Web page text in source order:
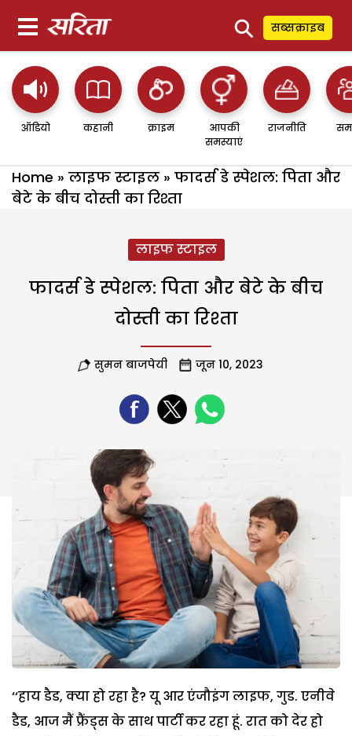
⚲ सब्सक्राइब
ऑडियो कहानी क्राइम
आपकी
समस्याएं
राजनीति
Home » लाइफ स्टाइल » फादर्स डे स्पेशल: पिता और
बेटे के बीच दोस्ती का रिश्ता
लाइफ स्टाइल
फादर्स डे स्पेशल: पिता और बेटे के बीच
दोस्ती का रिश्ता
सुमन बाजपेयी जून 10, 2023
‘‘हाय डैड, क्या हो रहा है? यू आर एंजौइंग लाइफ, गुड. एनीवे
डैड, आज मैं फ्रैंड्स के साथ पार्टी कर रहा हूं. रात को देर हो